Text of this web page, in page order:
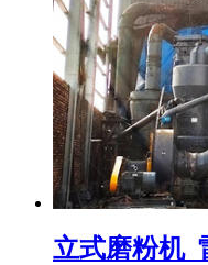
立式磨粉机_